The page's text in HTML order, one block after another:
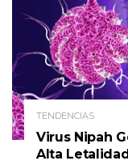
TENDENCIAS
Virus Nipah
Alta Letalidad